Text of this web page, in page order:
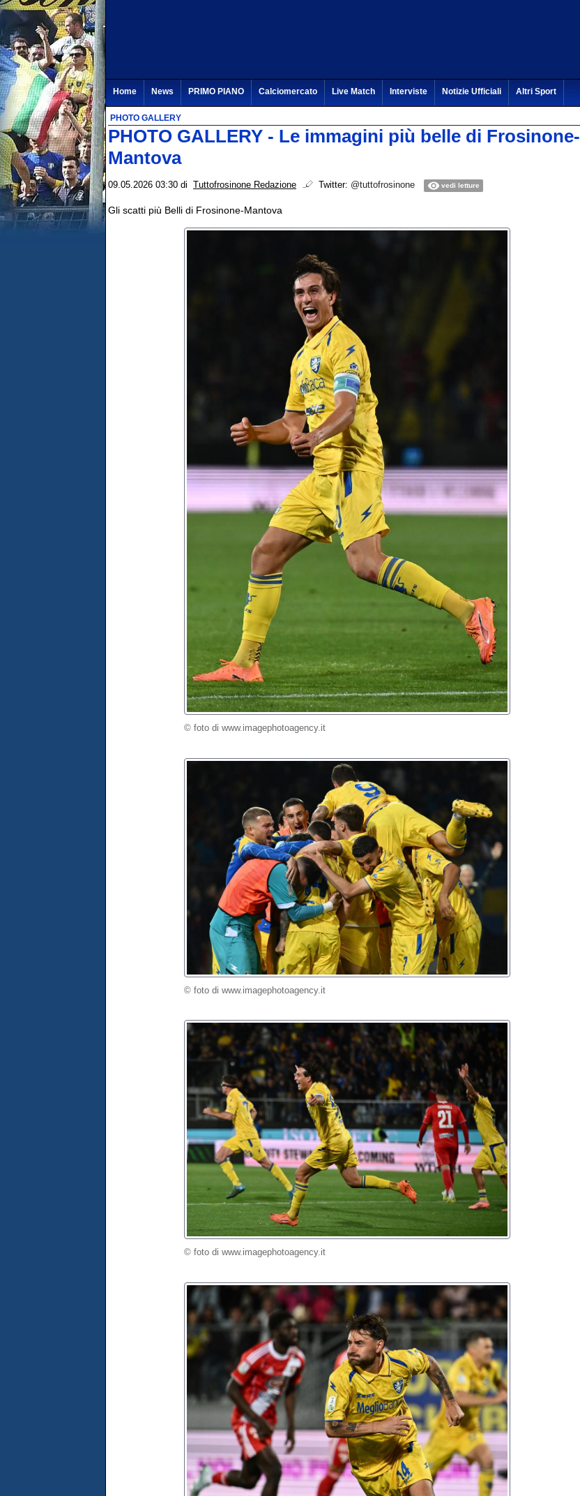
Home News PRIMO PIANO Calciomercato Live Match Interviste Notizie Ufficiali Altri Sport
PHOTO GALLERY
PHOTO GALLERY - Le immagini più belle di Frosinone-
Mantova
09.05.2026 03:30 di Tuttofrosinone Redazione Twitter: @tuttofrosinone vedi letture
Gli scatti più Belli di Frosinone-Mantova
© foto di www.imagephotoagency.it
© foto di www.imagephotoagency.it
© foto di www.imagephotoagency.it